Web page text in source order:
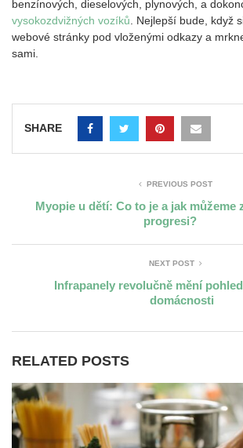
benzínových, dieselových, plynových, a
vysokozdvižných vozíků. Nejlepší bude, když
webové stránky pod vloženými odkazy a
sami.
SHARE
PREVIOUS POST
Myopie u dětí: Co to je a jak můžeme
progresi?
NEXT POST
Infrapanely revolučně mění
domácnosti
RELATED POSTS